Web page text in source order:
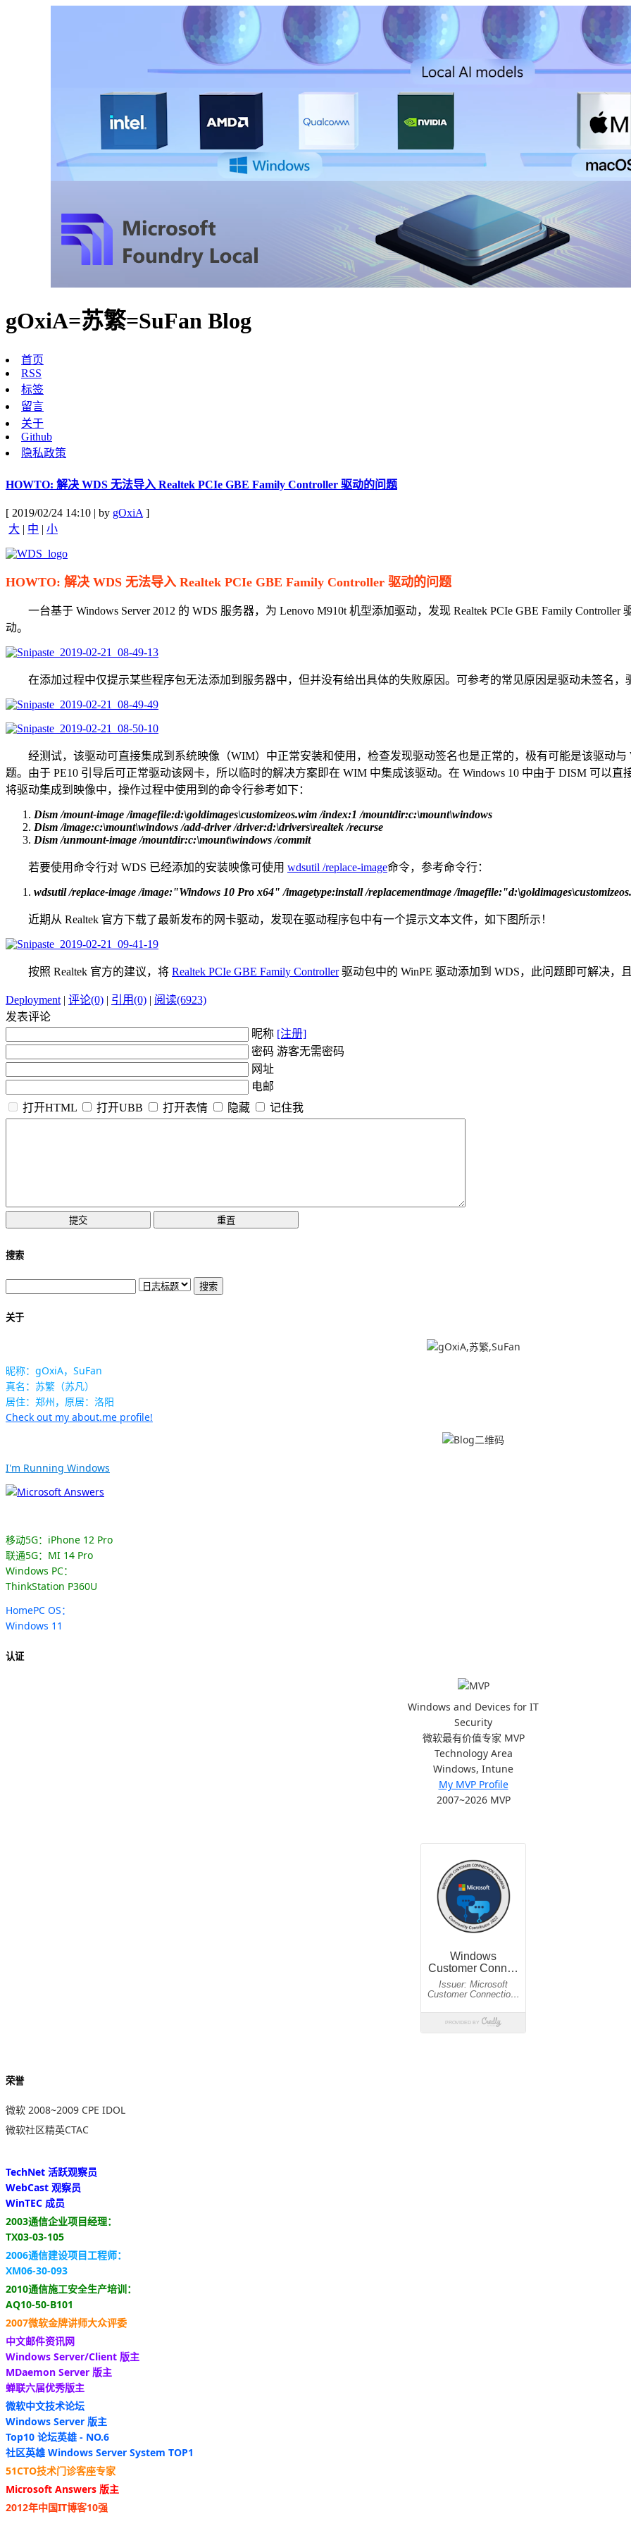
gOxiA=苏繁=SuFan Blog
首页
RSS
标签
留言
关于
Github
隐私政策
HOWTO: 解决 WDS 无法导入 Realtek PCIe GBE Family Controller 驱动的问题
[ 2019/02/24 14:10 | by gOxiA]
大 | 中 | 小
HOWTO: 解决 WDS 无法导入 Realtek PCIe GBE Family Controller 驱动的问题
一台基于 Windows Server 2012 的 WDS 服务器，为 Lenovo M910t 机型添加驱动，发现 Realtek PCIe GBE Family
动。
在添加过程中仅提示某些程序包无法添加到服务器中，但并没有给出具体的失败原因。可参考的常见原因是驱动未签名，
经测试，该驱动可直接集成到系统映像（WIM）中正常安装和使用，检查发现驱动签名也是正常的，极有可能是该驱动与
题。由于 PE10 引导后可正常驱动该网卡，所以临时的解决方案即在 WIM 中集成该驱动。在 Windows 10 中由于 DISM 可以
将驱动集成到映像中，操作过程中使用到的命令行参考如下：
Dism /mount-image /imagefile:d:\goldimages\customizeos.wim /index:1 /mountdir:c:\mount\windows
Dism /image:c:\mount\windows /add-driver /driver:d:\drivers\realtek /recurse
Dism /unmount-image /mountdir:c:\mount\windows /commit
若要使用命令行对 WDS 已经添加的安装映像可使用 wdsutil /replace-image命令，参考命令行：
wdsutil /replace-image /image:"Windows 10 Pro x64" /imagetype:install /replacementimage /
近期从 Realtek 官方下载了最新发布的网卡驱动，发现在驱动程序包中有一个提示文本文件，如下图所示！
按照 Realtek 官方的建议，将 Realtek PCIe GBE Family Controller驱动包中的 WinPE 驱动添加到 WDS，此问题即可解决，
Deployment| 评论(0) | 引用(0) | 阅读(6923)
发表评论
昵称 [注册]
密码 游客无需密码
网址
电邮
打开HTML
打开UBB 打开表情 隐藏 记住我
搜索
关于
昵称：gOxiA，SuFan
真名：苏繁（苏凡）
居住：郑州，原居：洛阳
Check out my about.me profile!
I'm Running Windows
移动5G：iPhone 12 Pro
联通5G：MI 14 Pro
Windows PC：
ThinkStation P360U
HomePC OS：
Windows 11
认证
Windows and Devices for IT
Security
微软最有价值专家 MVP
Technology Area
Windows, Intune
My MVP Profile
2007~2026 MVP
荣誉
微软 2008~2009 CPE IDOL
微软社区精英CTAC
TechNet 活跃观察员
WebCast 观察员
WinTEC 成员
2003通信企业项目经理：
TX03-03-105
2006通信建设项目工程师：
XM06-30-093
2010通信施工安全生产培训：
AQ10-50-B101
2007微软金牌讲师大众评委
中文邮件资讯网
Windows Server/Client 版主
MDaemon Server 版主
蝉联六届优秀版主
微软中文技术论坛
Windows Server 版主
Top10 论坛英雄 - NO.6
社区英雄 Windows Server System TOP1
51CTO技术门诊客座专家
Microsoft Answers 版主
2012年中国IT博客10强